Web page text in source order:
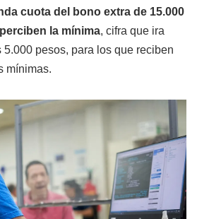
cuota del bono extra de 15.000
la mínima, cifra que ira
pesos, para los que reciben
mínimas.